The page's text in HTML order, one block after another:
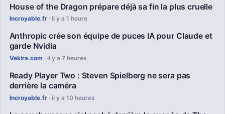
House of the Dragon prépare déjà sa fin la plus cruelle
Incroyable.fr· il y a 1 heure
Anthropic crée son équipe de puces IA pour Claude et
garde Nvidia
Vekira.com · il y a 7 heures
Ready Player Two : Steven Spielberg ne sera pas
derrière la caméra
Incroyable.fr· il y a 10 heures